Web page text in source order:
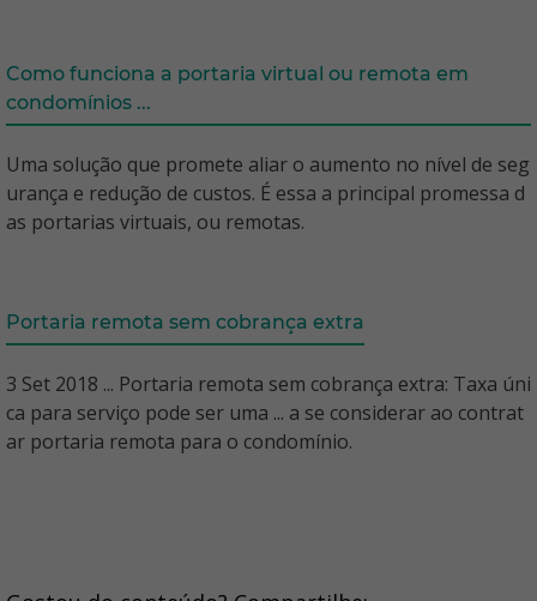
Como funciona a portaria virtual ou remota em
condomínios ...
Uma solução que promete aliar o aumento no nível de seg
urança e redução de custos. É essa a principal promessa d
as portarias virtuais, ou remotas.
Portaria remota sem cobrança extra
3 Set 2018 ... Portaria remota sem cobrança extra: Taxa úni
ca para serviço pode ser uma ... a se considerar ao contrat
ar portaria remota para o condomínio.